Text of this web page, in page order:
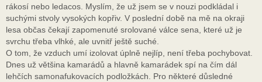
rákosí nebo ledacos. Myslím, že už jsem se v nouzi podkládal i
suchými stvoly vysokých kopřiv. V poslední době na mě na okraji
lesa občas čekají zapomenuté srolované válce sena, které už je
svrchu třeba vlhké, ale uvnitř ještě suché.
O tom, že vzduch umí izolovat úplně nejlíp, není třeba pochybovat.
Dnes už většina kamarádů a hlavně kamarádek spí na čím dál
lehčích samonafukovacích podložkách. Pro některé důsledné